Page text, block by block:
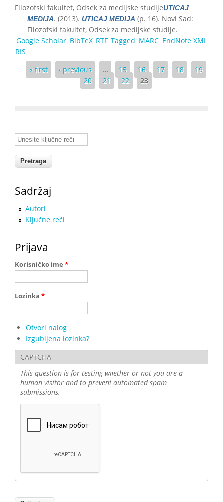
Filozofski fakultet, Odsek za medijske studijeUTICAJ
MEDIJA. (2013). UTICAJ MEDIJA (p. 16). Novi Sad:
Filozofski fakultet, Odsek za medijske studije.
Google Scholar BibTeX RTF Tagged MARC EndNote XML
RIS
Pages
« first ‹ previous … 15 16 17 18
19
20
21 22 23
Unesite ključne reči
Sadržaj
Autori
Ključne reči
Prijava
Korisničko ime *
Lozinka *
Otvori nalog
Izgubljena lozinka?
CAPTCHA
This question is for testing whether or not you are a
human visitor and to prevent automated spam
submissions.